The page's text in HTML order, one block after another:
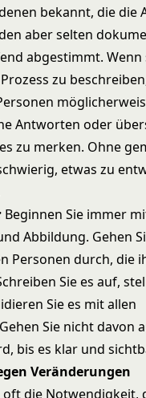
bekannt, die die
aber selten
abgestimmt. Wenn
zu
Antworten oder
zu merken. Ohne
etwas zu
Beginnen Sie immer
Abbildung. Gehen
Personen durch, die
Sie es auf,
Sie es mit allen
Sie nicht davon
bis es klar und
Veränderungen
die Notwendigkeit,